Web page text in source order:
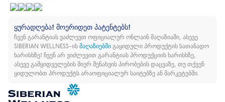
ყურადღება! მოერიდეთ პატენტებს!
ჩვენ გარანტიას ვაძლევთ ოფიციალურ ონლაინ მაღაზიაში, ასევე
SIBERIAN WELLNESS-ისმაღაზიებშიგაყიდული პროდუქტის სათანადო
ხარისხზე! ჩვენ არ ვიძლევით გარანტიას პროდუქციის ხარისხზე,
ასევე გამყიდველების მიერ შენახვის პირობების დაცვაზე, თუ თქვენ
ყიდულობთ პროდუქტს არაოფიციალურ საიტებზე ან მარკეტებში.